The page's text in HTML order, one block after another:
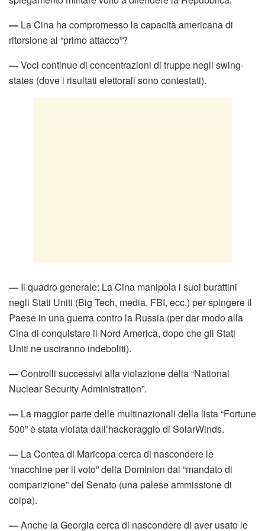
— La Cina ha compromesso la capacità americana di
ritorsione al “primo attacco”?
—Voci continue di concentrazioni di truppe negli swing-
states (dove i risultati elettorali sono contestati).
— Il quadro generale: La Cina manipola i suoi burattini
negli Stati Uniti (Big Tech, media, FBI, ecc.) per spingere il
Paese in una guerra contro la Russia (per dar modo alla
Cina di conquistare il Nord America, dopo che gli Stati
Uniti ne usciranno indeboliti).
—Controlli successivi alla violazione della “National
Nuclear Security Administration”.
— La maggior parte delle multinazionali della lista “Fortune
500” è stata violata dall’hackeraggio di SolarWinds.
— La Contea di Maricopa cerca di nascondere le
“macchine per il voto” della Dominion dal “mandato di
comparizione” del Senato (una palese ammissione di
colpa).
—Anche la Georgia cerca di nascondere di aver usato le